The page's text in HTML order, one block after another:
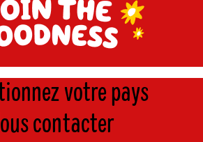
votre pays
contacter